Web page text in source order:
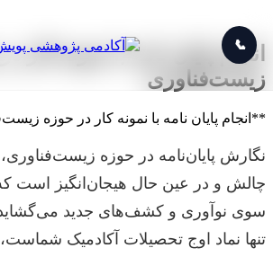
📞
انجام پایان نامه با نمونه کار
زیست‌فناوری
**انجام پایان نامه با نمونه کار در حوزه
نگارش پایان‌نامه در حوزه
چالش و در عین حال هیجان‌انگیز است
سوی نوآوری و کشف‌های جدید می‌گشاید.
تنها نماد اوج تحصیلات آکادمیک